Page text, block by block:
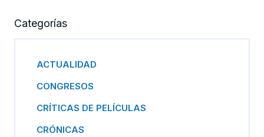
Categorías
ACTUALIDAD
CONGRESOS
CRÍTICAS DE PELÍCULAS
CRÓNICAS